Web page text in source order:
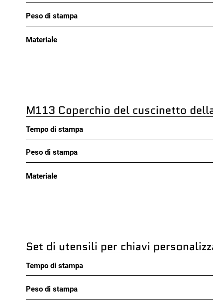
Peso di stampa
Materiale
M113 Coperchio del cuscinetto della
Tempo di stampa
Peso di stampa
Materiale
Set di utensili per chiavi
Tempo di stampa
Peso di stampa